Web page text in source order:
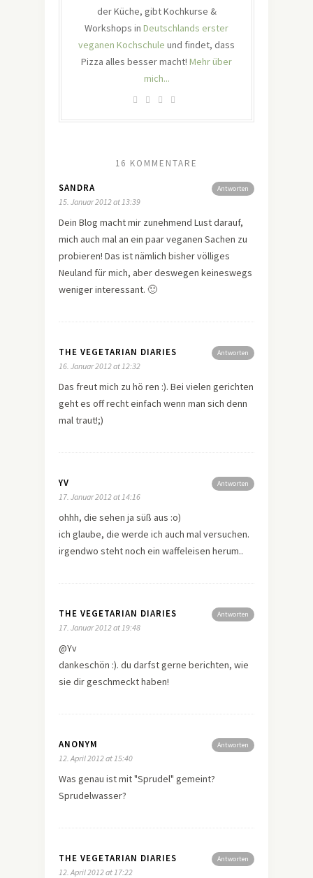
der Küche, gibt Kochkurse &
Workshops in Deutschlands erster
veganen Kochschule und findet, dass
Pizza alles besser macht! Mehr über
mich...
16 KOMMENTARE
Antworten
SANDRA
15. Januar 2012 at 13:39
Dein Blog macht mir zunehmend Lust darauf,
mich auch mal an ein paar veganen Sachen zu
probieren! Das ist nämlich bisher völliges
Neuland für mich, aber deswegen keineswegs
weniger interessant. 🙂
Antworten
THE VEGETARIAN DIARIES
16. Januar 2012 at 12:32
Das freut mich zu hö ren :). Bei vielen gerichten
geht es off recht einfach wenn man sich denn
mal traut!;)
Antworten
YV
17. Januar 2012 at 14:16
ohhh, die sehen ja süß aus :o)
ich glaube, die werde ich auch mal versuchen.
irgendwo steht noch ein waffeleisen herum..
Antworten
THE VEGETARIAN DIARIES
17. Januar 2012 at 19:48
@Yv
dankeschön :). du darfst gerne berichten, wie
sie dir geschmeckt haben!
Antworten
ANONYM
12. April 2012 at 15:40
Was genau ist mit "Sprudel" gemeint?
Sprudelwasser?
Antworten
THE VEGETARIAN DIARIES
12. April 2012 at 17:22